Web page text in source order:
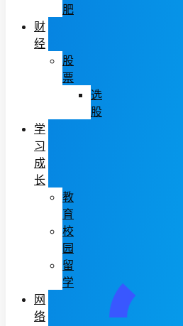
肥
财
经
股
票
选
股
学
习
成
长
教
育
校
园
留
学
网
络